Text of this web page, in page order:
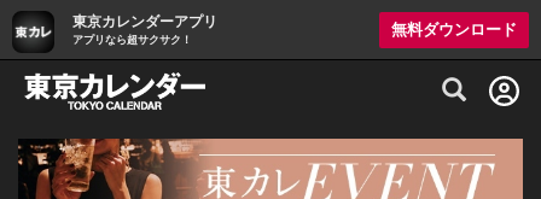
東京カレンダーアプリ
アプリなら超サクサク！
無料ダウンロード
グルメ情報・プレミアムレストラン予約